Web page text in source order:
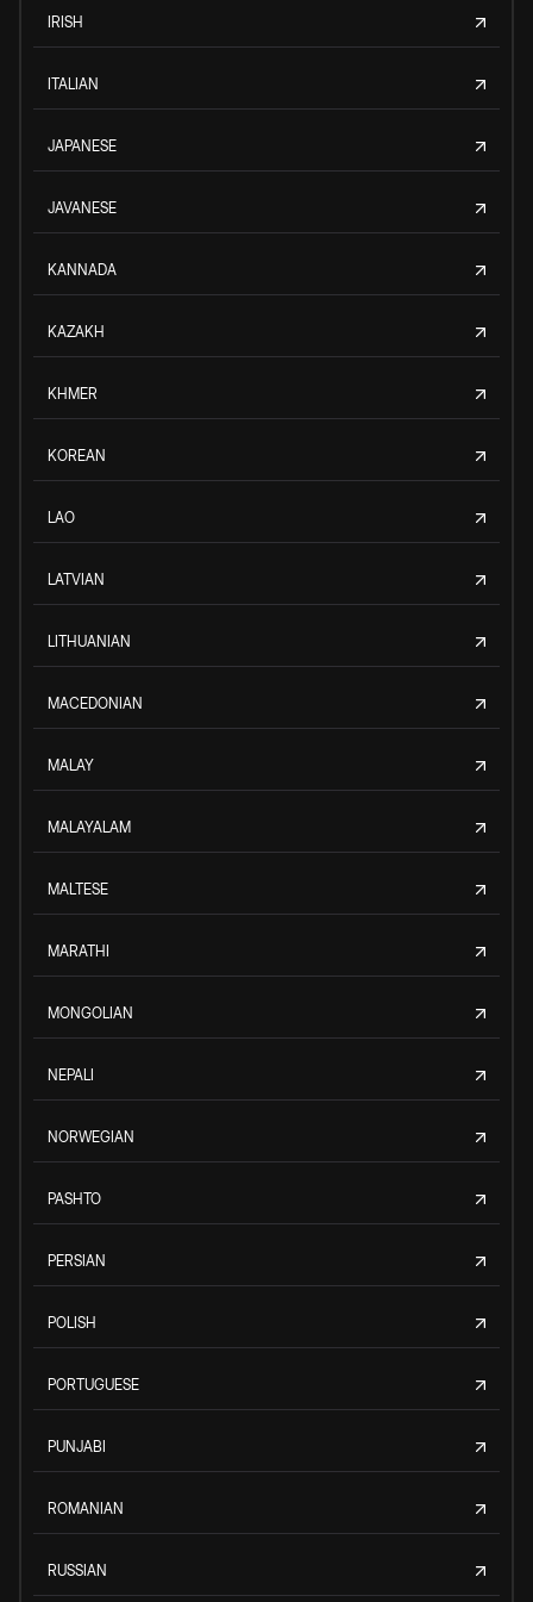
IRISH
ITALIAN
JAPANESE
JAVANESE
KANNADA
KAZAKH
KHMER
KOREAN
LAO
LATVIAN
LITHUANIAN
MACEDONIAN
MALAY
MALAYALAM
MALTESE
MARATHI
MONGOLIAN
NEPALI
NORWEGIAN
PASHTO
PERSIAN
POLISH
PORTUGUESE
PUNJABI
ROMANIAN
RUSSIAN